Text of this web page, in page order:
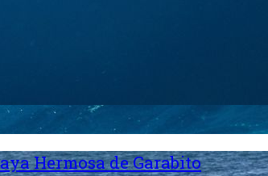
Hermosa de Garabito